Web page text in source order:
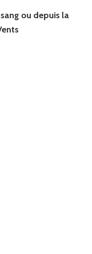
ou depuis la